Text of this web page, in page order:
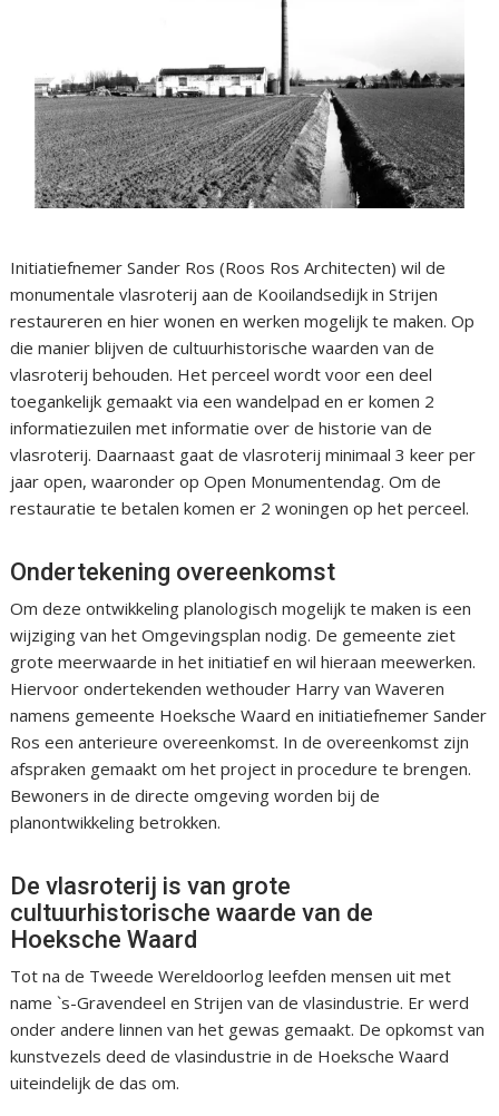
Initiatiefnemer Sander Ros (Roos Ros Architecten) wil de
monumentale vlasroterij aan de Kooilandsedijk in Strijen
restaureren en hier wonen en werken mogelijk te maken. Op
die manier blijven de cultuurhistorische waarden van de
vlasroterij behouden. Het perceel wordt voor een deel
toegankelijk gemaakt via een wandelpad en er komen 2
informatiezuilen met informatie over de historie van de
vlasroterij. Daarnaast gaat de vlasroterij minimaal 3 keer per
jaar open, waaronder op Open Monumentendag. Om de
restauratie te betalen komen er 2 woningen op het perceel.
Ondertekening overeenkomst
Om deze ontwikkeling planologisch mogelijk te maken is een
wijziging van het Omgevingsplan nodig. De gemeente ziet
grote meerwaarde in het initiatief en wil hieraan meewerken.
Hiervoor ondertekenden wethouder Harry van Waveren
namens gemeente Hoeksche Waard en initiatiefnemer Sander
Ros een anterieure overeenkomst. In de overeenkomst zijn
afspraken gemaakt om het project in procedure te brengen.
Bewoners in de directe omgeving worden bij de
planontwikkeling betrokken.
De vlasroterij is van grote
cultuurhistorische waarde van de
Hoeksche Waard
Tot na de Tweede Wereldoorlog leefden mensen uit met
name `s-Gravendeel en Strijen van de vlasindustrie. Er werd
onder andere linnen van het gewas gemaakt. De opkomst van
kunstvezels deed de vlasindustrie in de Hoeksche Waard
uiteindelijk de das om.